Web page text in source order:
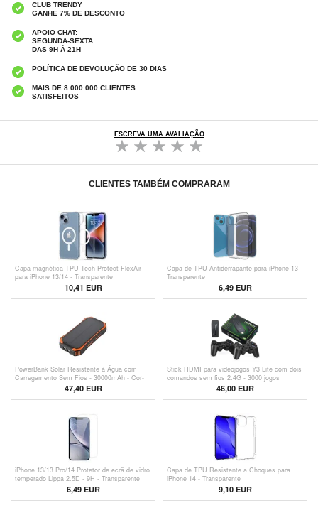
CLUB TRENDY
GANHE 7% DE DESCONTO
APOIO CHAT:
SEGUNDA-SEXTA
DAS 9H À 21H
POLÍTICA DE DEVOLUÇÃO DE 30 DIAS
MAIS DE 8 000 000 CLIENTES
SATISFEITOS
ESCREVA UMA AVALIAÇÃO
CLIENTES TAMBÉM COMPRARAM
Capa magnética TPU Tech-Protect FlexAir
para iPhone 13/14 - Transparente
10,41 EUR
Capa de TPU Antiderrapante para iPhone 13 -
Transparente
6,49 EUR
PowerBank Solar Resistente à Água com
Carregamento Sem Fios - 30000mAh - Cor-
47,40EUR
Stick HDMI para videojogos Y3 Lite com dois
comandos sem fios 2.4G - 3000 jogos
46,00 EUR
iPhone 13/13 Pro/14 Protetor de ecrã de vidro
temperado Lippa 2.5D - 9H - Transparente
6,49EUR
Capa de TPU Resistente a Choques para
iPhone 14 - Transparente
9,10 EUR